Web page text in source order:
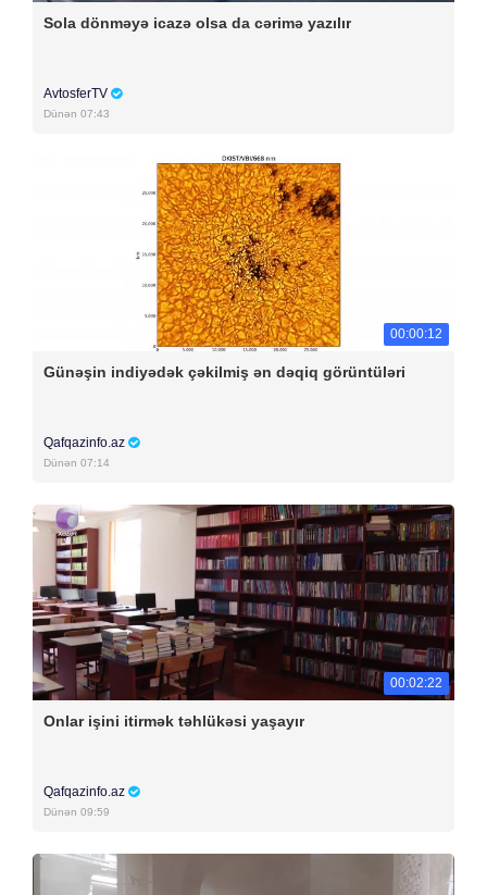
Sola dönməyə icazə olsa da cərimə yazılır
AvtosferTV
Dünən 07:43
00:00:12
Günəşin indiyədək çəkilmiş ən dəqiq görüntüləri
Qafqazinfo.az
Dünən 07:14
00:02:22
Onlar işini itirmək təhlükəsi yaşayır
Qafqazinfo.az
Dünən 09:59